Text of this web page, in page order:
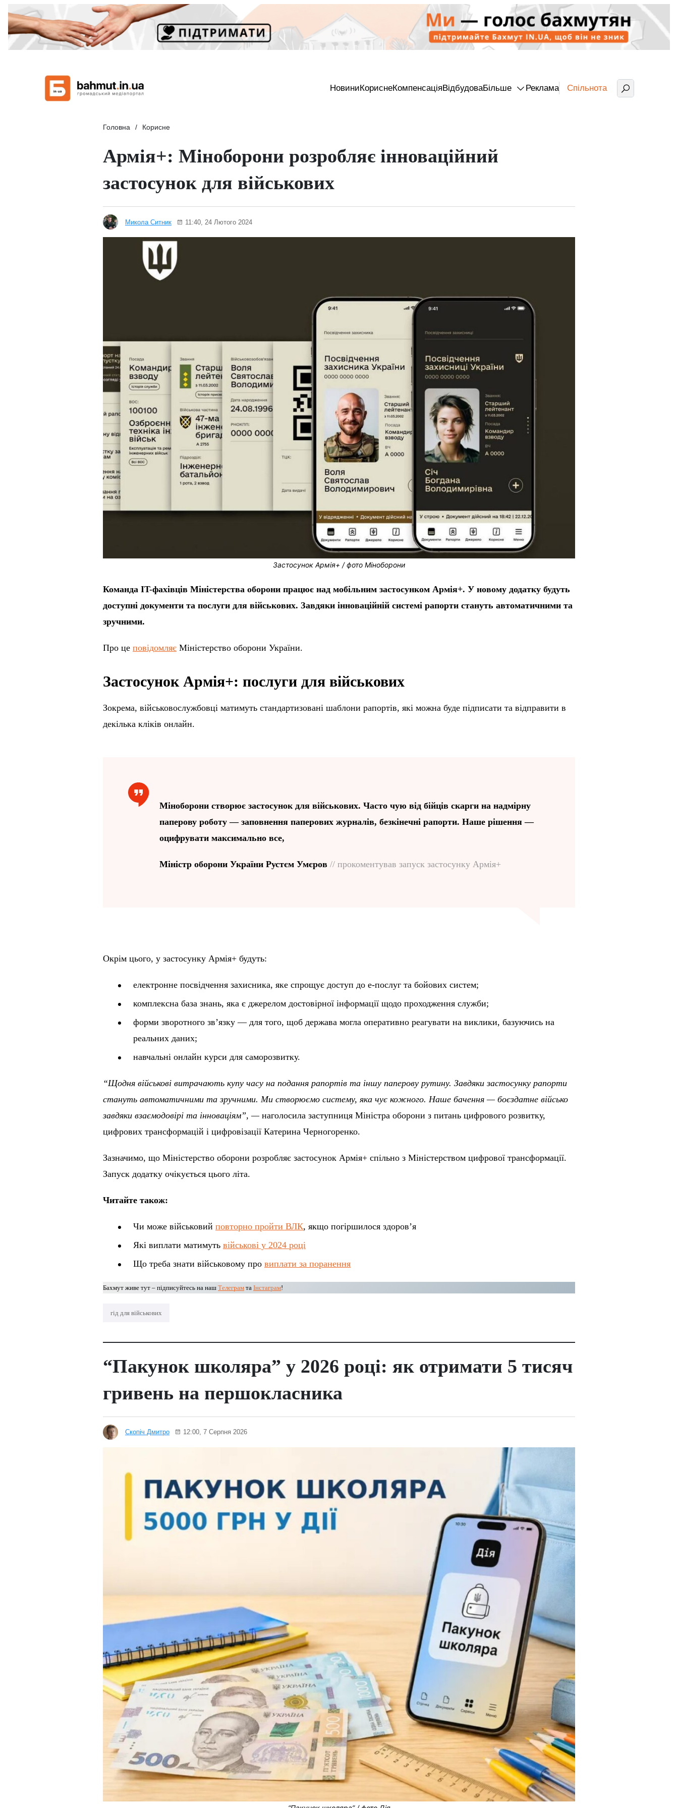
Новини КориснеКомпенсація ВідбудоваБільше Реклама Спільнота
Головна Корисне
Армія+: Міноборони розробляє інноваційний
застосунок для військових
Микола Ситник 11:40, 24 Лютого 2024
Застосунок Армія+ / фото Міноборони
Команда IT-фахівців Міністерства оборони працює над мобільним застосунком Армія+. У новому додатку будуть
доступні документи та послуги для військових. Завдяки інноваційній системі рапорти стануть автоматичними та
зручними.
Про це повідомляє Міністерство оборони України.
Застосунок Армія+: послуги для військових
Зокрема, військовослужбовці матимуть стандартизовані шаблони рапортів, які можна буде підписати та відправити в
декілька кліків онлайн.
Міноборони створює застосунок для військових. Часто чую від бійців скарги на надмірну
паперову роботу — заповнення паперових журналів, безкінечні рапорти. Наше рішення —
оцифрувати максимально все,
Міністр оборони України Рустєм Умєров // прокоментував запуск застосунку Армія+
Окрім цього, у застосунку Армія+ будуть:
електронне посвідчення захисника, яке спрощує доступ до е-послуг та бойових систем;
комплексна база знань, яка є джерелом достовірної інформації щодо проходження служби;
форми зворотного зв’язку — для того, щоб держава могла оперативно реагувати на виклики, базуючись на
реальних даних;
навчальні онлайн курси для саморозвитку.
“Щодня військові витрачають купу часу на подання рапортів та іншу паперову рутину. Завдяки застосунку рапорти
стануть автоматичними та зручними. Ми створюємо систему, яка чує кожного. Наше бачення— боєздатне військо
завдяки взаємодовірі та інноваціям”,— наголосила заступниця Міністра оборони з питань цифрового розвитку,
цифрових трансформацій і цифровізації Катерина Черногоренко.
Зазначимо, що Міністерство оборони розробляє застосунок Армія+ спільно з Міністерством цифрової трансформації.
Запуск додатку очікується цього літа.
Читайте також:
Чи може військовий повторно пройти ВЛК, якщо погіршилося здоров’я
Які виплати матимуть військові у 2024 році
Що треба знати військовому про виплати за поранення
Бахмут живе тут – підписуйтесь на наш Телеграм та Інстаграм!
гід для військових
“Пакунок школяра” у 2026 році: як отримати 5 тисяч
гривень на першокласника
Скопіч Дмитро 12:00, 7 Серпня 2026